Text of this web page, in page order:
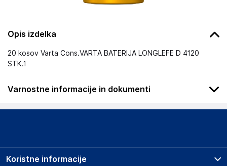
Opis izdelka
20 kosov Varta Cons.VARTA BATERIJA LONGLEFE D 4120
STK.1
Varnostne informacije in dokumenti
Podatki o proizvajalcu
VARTA Consumer Batteries GmbH & Co. KGaA
Koristne informacije